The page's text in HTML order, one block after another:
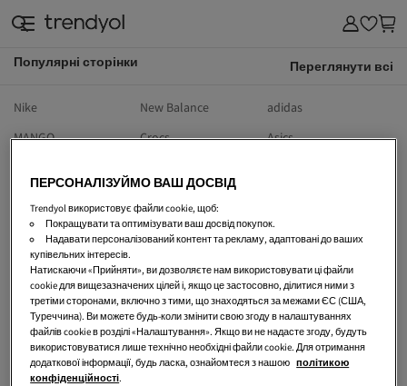
Популярні сторінки Переглянути всі
Nike New Balance
adidas
MANGO
Crocs
Asics
Lacoste
Converse
Michael Kors
Columbia
Reebok
Levi's
Tom Tailor
hummel
Koton
Slazenger
Under Armour
Valentino
Skechers
Puma
ПЕРСОНАЛІЗУЙМО ВАШ ДОСВІД
Trendyol використовує файли cookie, щоб:
Покращувати та оптимізувати ваш досвід покупок.
Надавати персоналізований контент та рекламу, адаптовані до ваших
купівельних інтересів.
Натискаючи «Прийняти», ви дозволяєте нам використовувати ці файли
cookie для вищезазначених цілей і, якщо це застосовно, ділитися ними з
третіми сторонами, включно з тими, що знаходяться за межами ЄС (США,
Туреччина). Ви можете будь-коли змінити свою згоду в налаштуваннях
файлів cookie в розділі «Налаштування». Якщо ви не надасте згоду, будуть
використовуватися лише технічно необхідні файли cookie. Для отримання
додаткової інформації, будь ласка, ознайомтеся з нашою політикою
конфіденційності.